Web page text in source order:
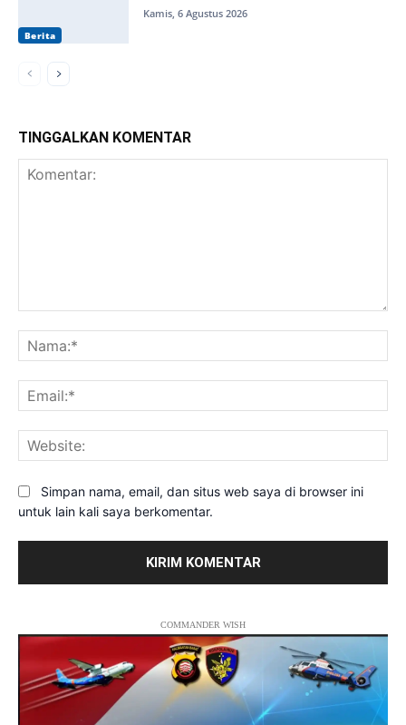
Berita
Kamis, 6 Agustus 2026
TINGGALKAN KOMENTAR
Simpan nama, email, dan situs web saya di browser ini
untuk lain kali saya berkomentar.
COMMANDER WISH